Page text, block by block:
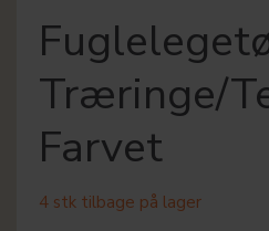
Træringe/
Farvet
4 stk tilbage på lager